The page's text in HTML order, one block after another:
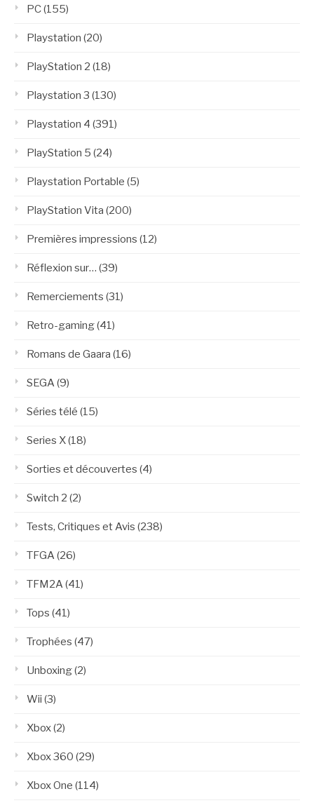
PC(155)
Playstation (20)
PlayStation 2 (18)
Playstation 3 (130)
Playstation 4 (391)
PlayStation 5 (24)
Playstation Portable (5)
PlayStation Vita (200)
Premières impressions (12)
Réflexion sur… (39)
Remerciements (31)
Retro-gaming(41)
Romans de Gaara (16)
SEGA(9)
Séries télé (15)
Series X(18)
Sorties et découvertes (4)
Switch 2 (2)
Tests, Critiques et Avis (238)
TFGA(26)
TFM2A(41)
Tops (41)
Trophées (47)
Unboxing(2)
Wii (3)
Xbox(2)
Xbox 360 (29)
Xbox One (114)